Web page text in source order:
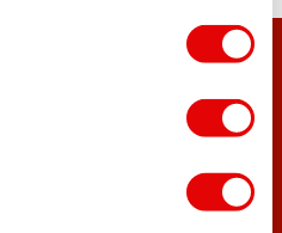
en mis nooit meer de beste